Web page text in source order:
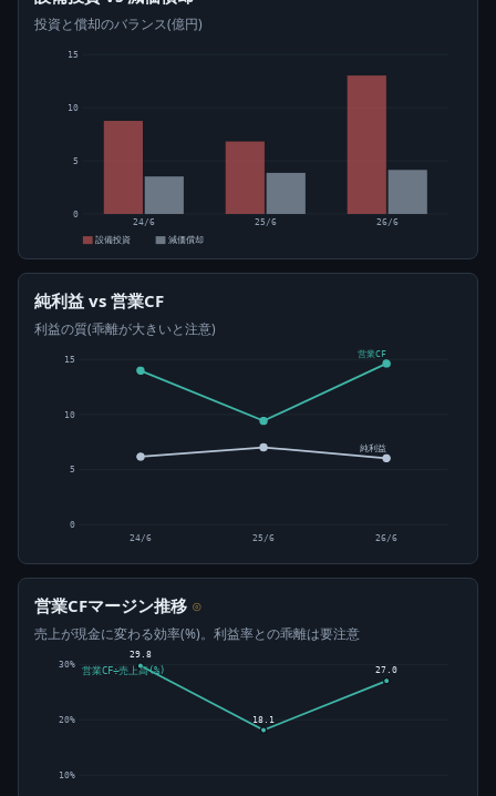
投資と償却のバランス(億円)
0
5
10
15
24/6 25/6
26/6
設備投資
減価償却
純利益 vs 営業CF
利益の質(乖離が大きいと注意)
0
5
10
15
営業CF
純利益
24/6 25/6 26/6
営業CFマージン推移 ⊙
売上が現金に変わる効率(%)。利益率との乖離は要注意
10%
20%
30%
29.8
18.1
27.0
営業CF÷売上高(%)